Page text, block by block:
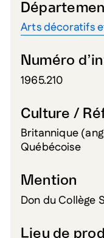
Arts décoratifs
Numéro
1965.210
Culture /
Britannique
Québécoise
Mention
Don du Collège
Lieu de